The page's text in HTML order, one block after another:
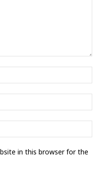
in this browser for the